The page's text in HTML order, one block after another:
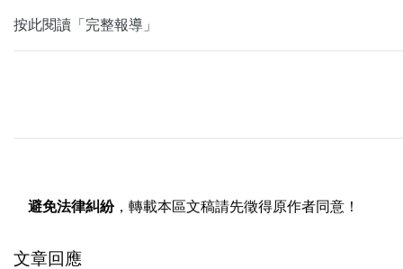
按此閱讀「完整報導」
避免法律糾紛，轉載本區文稿請先徵得原作者同意！
文章回應